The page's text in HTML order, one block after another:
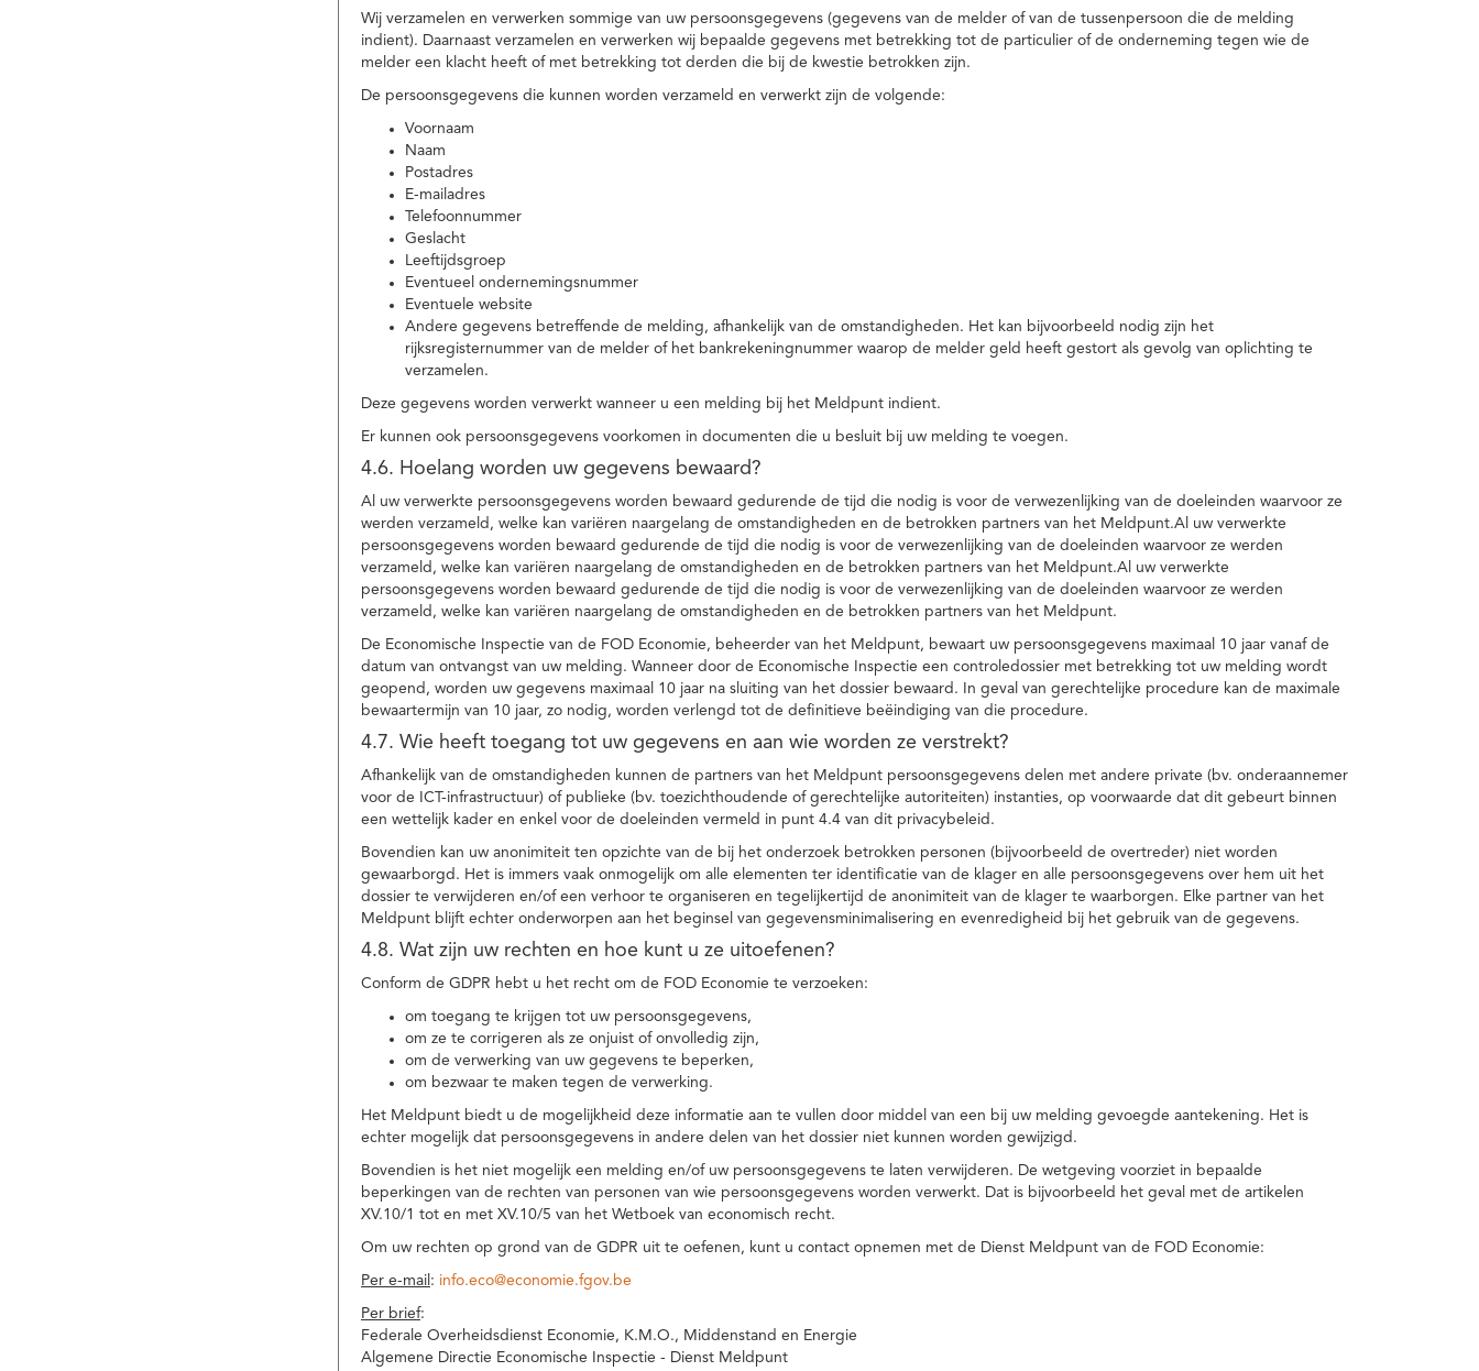
Wij verzamelen en verwerken sommige van uw persoonsgegevens (gegevens van de melder of van de tussenpersoon die de melding
indient). Daarnaast verzamelen en verwerken wij bepaalde gegevens met betrekking tot de particulier of de onderneming tegen wie de
melder een klacht heeft of met betrekking tot derden die bij de kwestie betrokken zijn.
De persoonsgegevens die kunnen worden verzameld en verwerkt zijn de volgende:
Voornaam
Naam
Postadres
E-mailadres
Telefoonnummer
Geslacht
Leeftijdsgroep
Eventueel ondernemingsnummer
Eventuele website
Andere gegevens betreffende de melding, afhankelijk van de omstandigheden. Het kan bijvoorbeeld nodig zijn het
rijksregisternummer van de melder of het bankrekeningnummer waarop de melder geld heeft gestort als gevolg van oplichting te
verzamelen.
Deze gegevens worden verwerkt wanneer u een melding bij het Meldpunt indient.
Er kunnen ook persoonsgegevens voorkomen in documenten die u besluit bij uw melding te voegen.
4.6. Hoelang worden uw gegevens bewaard?
Al uw verwerkte persoonsgegevens worden bewaard gedurende de tijd die nodig is voor de verwezenlijking van de doeleinden waarvoor ze
werden verzameld, welke kan variëren naargelang de omstandigheden en de betrokken partners van het Meldpunt.Al uw verwerkte
persoonsgegevens worden bewaard gedurende de tijd die nodig is voor de verwezenlijking van de doeleinden waarvoor ze werden
verzameld, welke kan variëren naargelang de omstandigheden en de betrokken partners van het Meldpunt.Al uw verwerkte
persoonsgegevens worden bewaard gedurende de tijd die nodig is voor de verwezenlijking van de doeleinden waarvoor ze werden
verzameld, welke kan variëren naargelang de omstandigheden en de betrokken partners van het Meldpunt.
De Economische Inspectie van de FOD Economie, beheerder van het Meldpunt, bewaart uw persoonsgegevens maximaal 10 jaar vanaf de
datum van ontvangst van uw melding. Wanneer door de Economische Inspectie een controledossier met betrekking tot uw melding wordt
geopend, worden uw gegevens maximaal 10 jaar na sluiting van het dossier bewaard. In geval van gerechtelijke procedure kan de maximale
bewaartermijn van 10 jaar, zo nodig, worden verlengd tot de definitieve beëindiging van die procedure.
4.7. Wie heeft toegang tot uw gegevens en aan wie worden ze verstrekt?
Afhankelijk van de omstandigheden kunnen de partners van het Meldpunt persoonsgegevens delen met andere private (bv. onderaannemer
voor de ICT-infrastructuur) of publieke (bv. toezichthoudende of gerechtelijke autoriteiten) instanties, op voorwaarde dat dit gebeurt binnen
een wettelijk kader en enkel voor de doeleinden vermeld in punt 4.4 van dit privacybeleid.
Bovendien kan uw anonimiteit ten opzichte van de bij het onderzoek betrokken personen (bijvoorbeeld de overtreder) niet worden
gewaarborgd. Het is immers vaak onmogelijk om alle elementen ter identificatie van de klager en alle persoonsgegevens over hem uit het
dossier te verwijderen en/of een verhoor te organiseren en tegelijkertijd de anonimiteit van de klager te waarborgen. Elke partner van het
Meldpunt blijft echter onderworpen aan het beginsel van gegevensminimalisering en evenredigheid bij het gebruik van de gegevens.
4.8. Wat zijn uw rechten en hoe kunt u ze uitoefenen?
Conform de GDPR hebt u het recht om de FOD Economie te verzoeken:
om toegang te krijgen tot uw persoonsgegevens,
om ze te corrigeren als ze onjuist of onvolledig zijn,
om de verwerking van uw gegevens te beperken,
om bezwaar te maken tegen de verwerking.
Het Meldpunt biedt u de mogelijkheid deze informatie aan te vullen door middel van een bij uw melding gevoegde aantekening. Het is
echter mogelijk dat persoonsgegevens in andere delen van het dossier niet kunnen worden gewijzigd.
Bovendien is het niet mogelijk een melding en/of uw persoonsgegevens te laten verwijderen. De wetgeving voorziet in bepaalde
beperkingen van de rechten van personen van wie persoonsgegevens worden verwerkt. Dat is bijvoorbeeld het geval met de artikelen
XV.10/1 tot en met XV.10/5 van het Wetboek van economisch recht.
Om uw rechten op grond van de GDPR uit te oefenen, kunt u contact opnemen met de Dienst Meldpunt van de FOD Economie:
Per e-mail : info.eco@economie.fgov.be
Per brief:
Federale Overheidsdienst Economie, K.M.O., Middenstand en Energie
Algemene Directie Economische Inspectie - Dienst Meldpunt